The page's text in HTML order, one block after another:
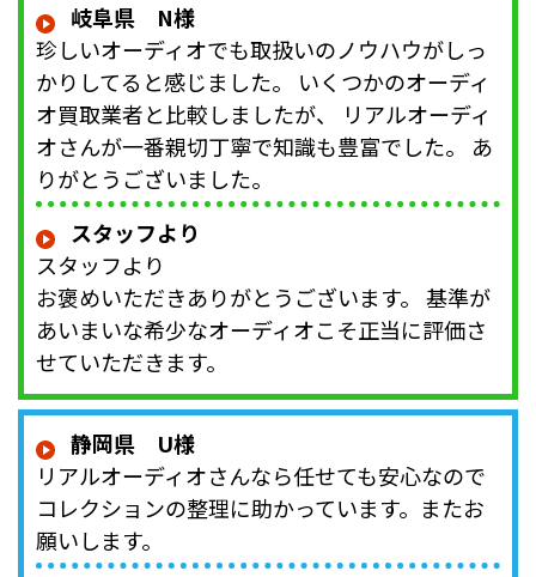
岐阜県 N様
珍しいオーディオでも取扱いのノウハウがしっ
かりしてると感じました。 いくつかのオーディ
オ買取業者と比較しましたが、 リアルオーディ
オさんが一番親切丁寧で知識も豊富でした。 あ
りがとうございました。
スタッフより
スタッフより
お褒めいただきありがとうございます。 基準が
あいまいな希少なオーディオこそ正当に評価さ
せていただきます。
静岡県 U様
リアルオーディオさんなら任せても安心なので
コレクションの整理に助かっています。またお
願いします。